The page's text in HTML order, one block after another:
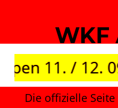
springen
WKF
11. / 12. 09
Die offizielle